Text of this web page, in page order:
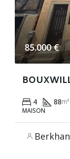
85.000 €
4 88m²
MAISON